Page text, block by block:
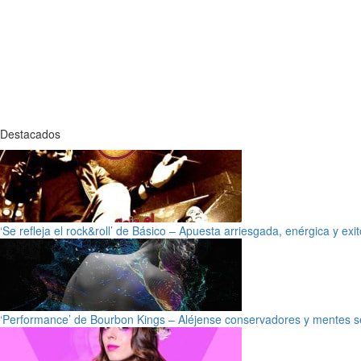
Destacados
‘Se refleja el rock&roll’ de Básico – Apuesta arriesgada, enérgica y
‘Performance’ de Bourbon Kings – Aléjense conservadores y mentes